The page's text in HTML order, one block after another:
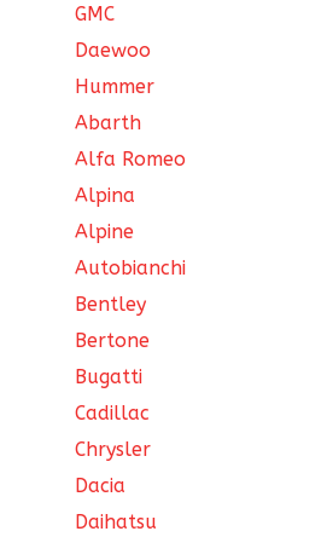
GMC
Daewoo
Hummer
Abarth
Alfa Romeo
Alpina
Alpine
Autobianchi
Bentley
Bertone
Bugatti
Cadillac
Chrysler
Dacia
Daihatsu